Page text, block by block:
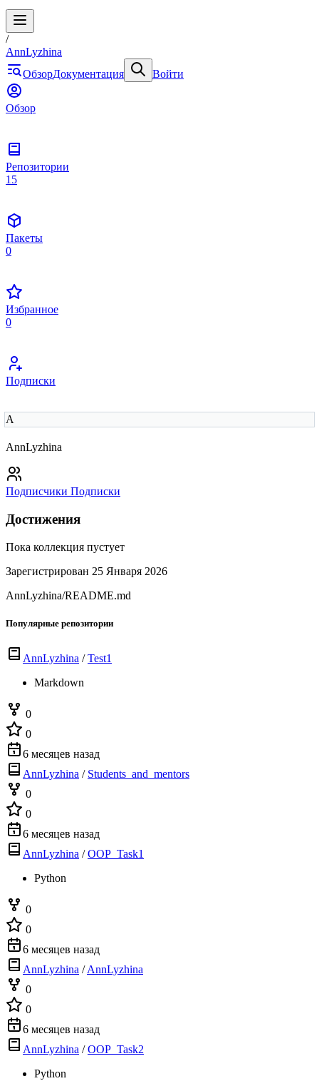
/
AnnLyzhina
ОбзорДокументация Войти
Обзор
Репозитории
15
Пакеты
0
Избранное
0
Подписки
A
AnnLyzhina
Подписчики Подписки
Достижения
Пока коллекция пустует
Зарегистрирован 25 Января 2026
AnnLyzhina/README.md
Популярные репозитории
AnnLyzhina /Test1
Markdown
0
0
6 месяцев назад
AnnLyzhina / Students_and_mentors
0
0
6 месяцев назад
AnnLyzhina /OOP_Task1
Python
0
0
6 месяцев назад
AnnLyzhina /AnnLyzhina
0
0
6 месяцев назад
AnnLyzhina /OOP_Task2
Python